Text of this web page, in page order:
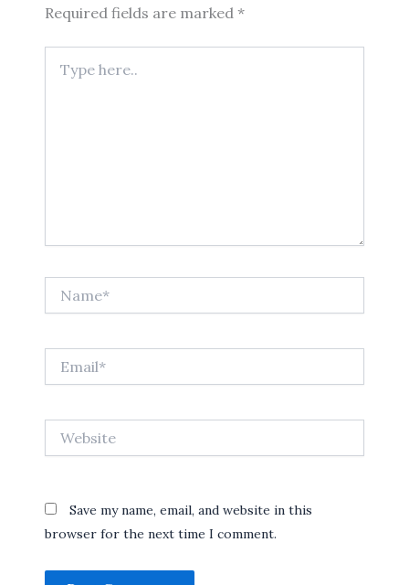
Required fields are marked *
here..
Save my name, email, and website in this
browser for the next time I comment.